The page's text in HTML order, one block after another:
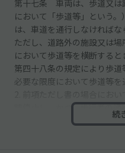
第十七条 車両は、歩道又は
において「歩道等」という
は、車道を通行しなければな
ただし、道路外の施設又は
において歩道等を横断する
第四十八条の規定により歩
必要な限度において歩道等を
時停止し、かつ、歩行者の
続